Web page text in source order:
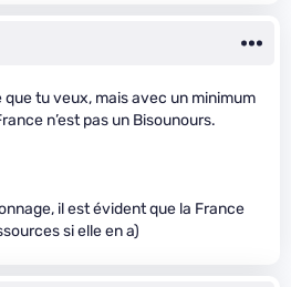
que tu veux, mais avec un minimum
n’est pas un Bisounours.
il est évident que la France
si elle en a)